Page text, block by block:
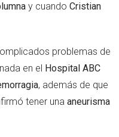
y cuando Cristian
problemas de
en el Hospital ABC
, además de que
tener una aneurisma